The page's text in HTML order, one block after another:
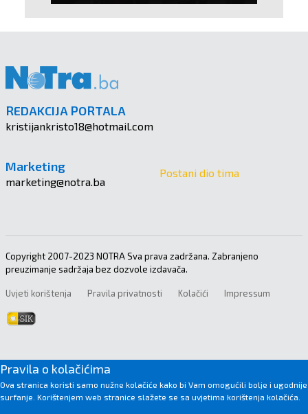
REDAKCIJA PORTALA
kristijankristo18@hotmail.com
Marketing
marketing@notra.ba
Postani dio tima
Copyright 2007-2023 NOTRA Sva prava zadržana. Zabranjeno
preuzimanje sadržaja bez dozvole izdavača.
Uvjeti korištenja Pravila privatnosti Kolačići Impressum
Pravila o kolačićima
Ova stranica koristi samo nužne kolačiće kako bi Vam omogućili bolje i ugodnije
surfanje. Korištenjem web stranice slažete se sa uvjetima korištenja kolačića.